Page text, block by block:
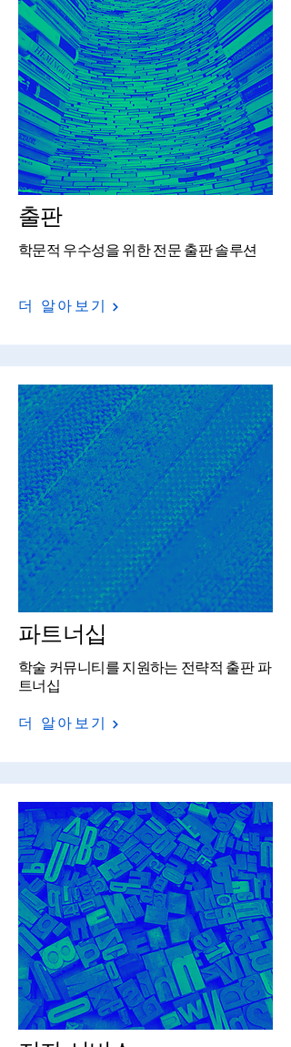
출판
학문적 우수성을 위한 전문 출판 솔루션
더 알아보기
파트너십
학술 커뮤니티를 지원하는​ 전략적 출판 파
트너십
더 알아보기